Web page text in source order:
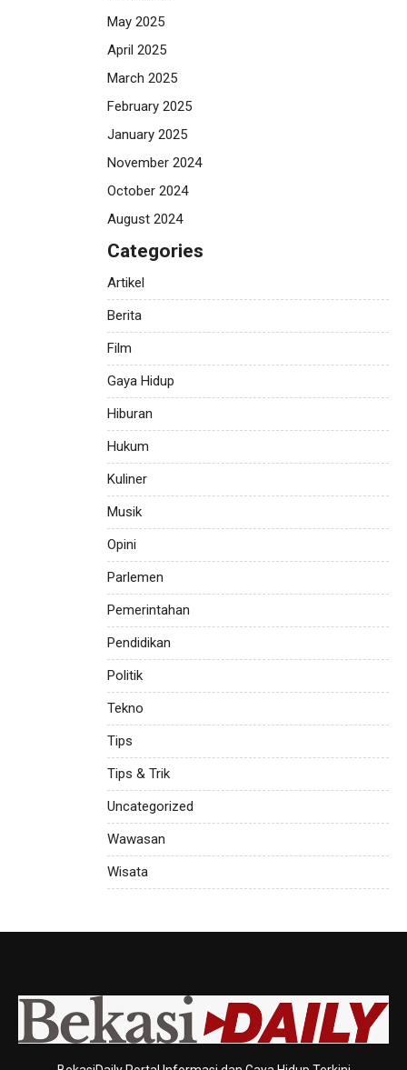
May 2025
April 2025
March 2025
February 2025
January 2025
November 2024
October 2024
August 2024
Categories
Artikel
Berita
Film
Gaya Hidup
Hiburan
Hukum
Kuliner
Musik
Opini
Parlemen
Pemerintahan
Pendidikan
Politik
Tekno
Tips
Tips & Trik
Uncategorized
Wawasan
Wisata